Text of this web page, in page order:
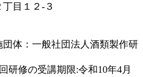
目１２-３
体：一般社団法人酒類製作研
研修の受講期限:令和10年4月